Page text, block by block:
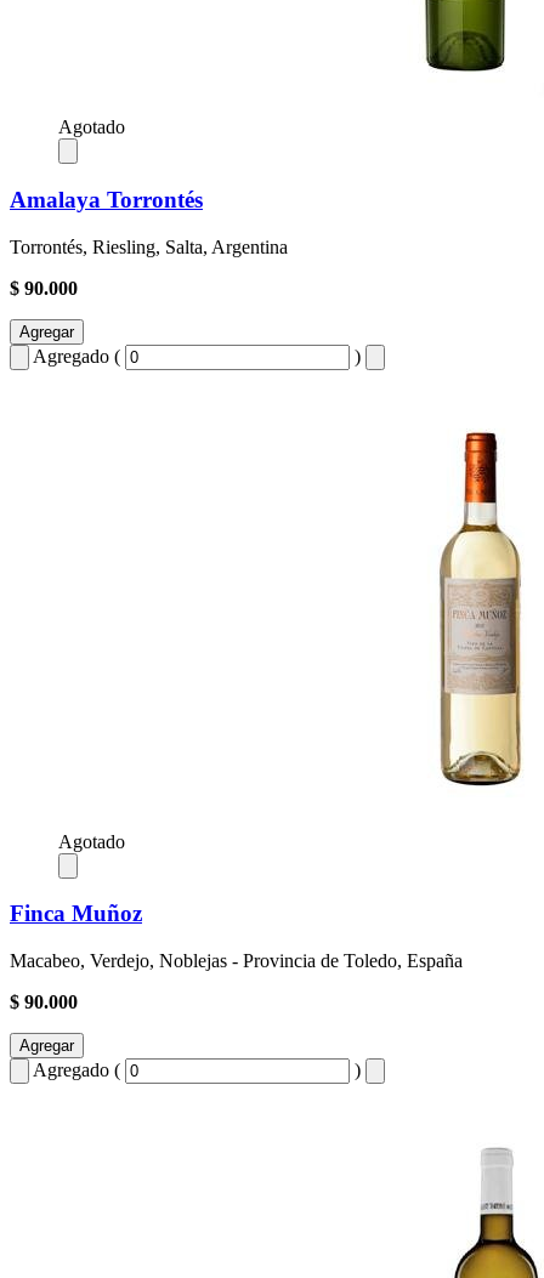
Agotado
Amalaya Torrontés
Torrontés, Riesling, Salta, Argentina
$ 90.000
Agregar
Agregado ( )
Agotado
Finca Muñoz
Macabeo, Verdejo, Noblejas - Provincia de Toledo, España
$ 90.000
Agregar
Agregado ( )